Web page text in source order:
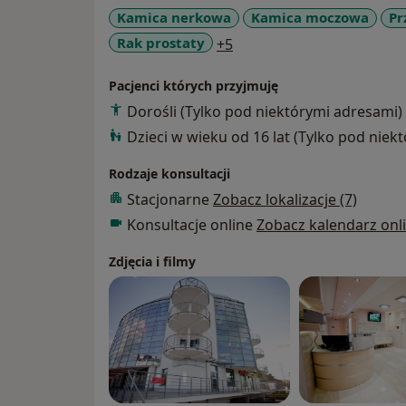
Association of Urology - European
turystyka, literatura
Kamica nerkowa Kamica moczowa
Rak prostaty
+5
Pacjenci których przyjmuję
Dorośli (Tylko pod niektórymi adresami)
Dzieci w wieku od 16 lat (Tylko pod
Rodzaje konsultacji
Stacjonarne Zobacz lokalizacje (7)
Konsultacje online Zobacz kalendarz
Zdjęcia i filmy